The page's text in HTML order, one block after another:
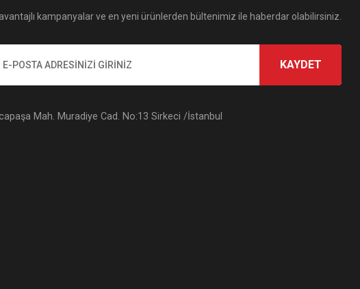
kampanyalar ve en yeni ürünlerden bültenimiz ile haberdar olabilirsiniz.
KAYDET
Mah. Muradiye Cad. No:13 Sirkeci /İstanbul